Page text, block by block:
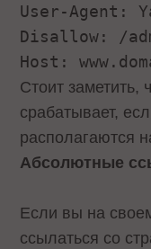
User-Agent:
Disallow: /
Host:
Стоит заметить,
срабатывает,
располагаются
Абсолютные
Если вы на
ссылаться со